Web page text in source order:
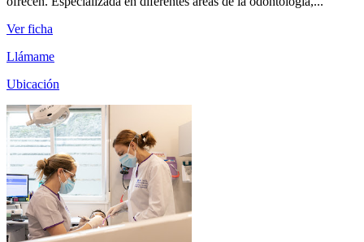
Ver ficha
Llámame
Ubicación